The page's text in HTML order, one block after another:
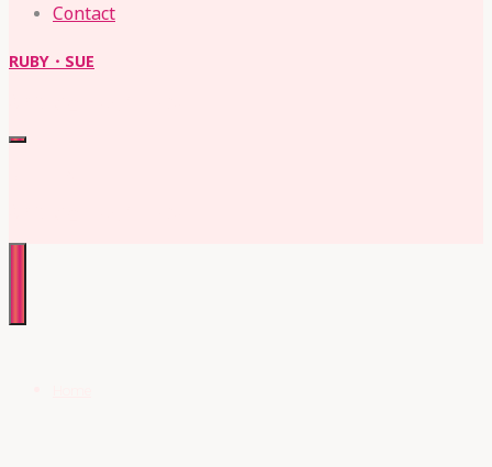
Contact
RUBY・SUE